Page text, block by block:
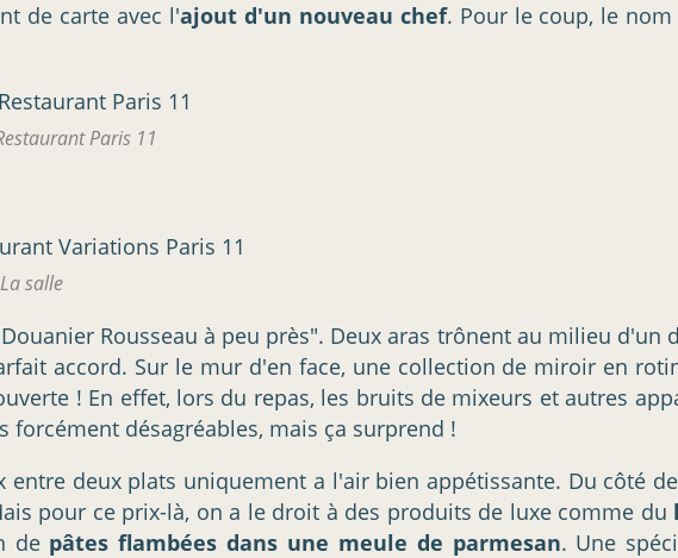
de carte avec l'ajout d'un nouveau chef. Pour le coup, le
Paris 11
La salle
Rousseau à peu près". Deux aras trônent au milieu d'un
accord. Sur le mur d'en face, une collection de miroir en
! En effet, lors du repas, les bruits de mixeurs et autres
forcément désagréables, mais ça surprend !
entre deux plats uniquement a l'air bien appétissante. Du côté
pour ce prix-là, on a le droit à des produits de luxe comme du
de pâtes flambées dans une meule de parmesan. Une